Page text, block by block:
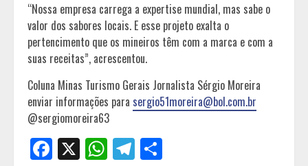
“Nossa empresa carrega a expertise mundial, mas sabe o
valor dos sabores locais. E esse projeto exalta o
pertencimento que os mineiros têm com a marca e com a
suas receitas”, acrescentou.
Coluna Minas Turismo Gerais Jornalista Sérgio Moreira
enviar informações para sergio51moreira@bol.com.br
@sergiomoreira63
Facebook
X WhatsApp
Telegram